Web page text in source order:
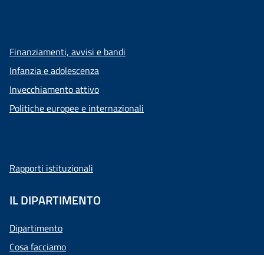
Finanziamenti, avvisi e bandi
Infanzia e adolescenza
Invecchiamento attivo
Politiche europee e internazionali
Rapporti istituzionali
IL DIPARTIMENTO
Dipartimento
Cosa facciamo